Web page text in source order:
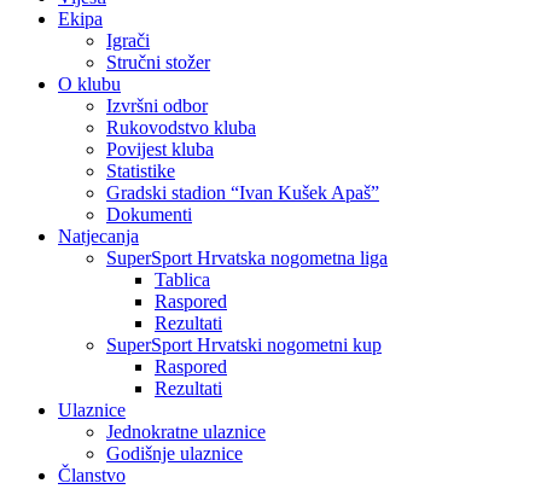
Ekipa
Igrači
Stručni stožer
O klubu
Izvršni odbor
Rukovodstvo kluba
Povijest kluba
Statistike
Gradski stadion “Ivan Kušek Apaš”
Dokumenti
Natjecanja
SuperSport Hrvatska nogometna liga
Tablica
Raspored
Rezultati
SuperSport Hrvatski nogometni kup
Raspored
Rezultati
Ulaznice
Jednokratne ulaznice
Godišnje ulaznice
Članstvo